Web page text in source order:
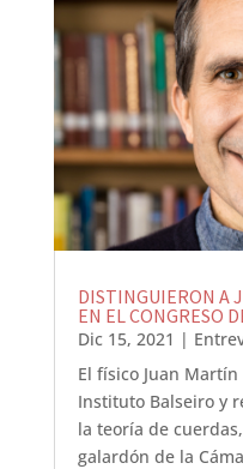
DISTINGUIERON A
EN EL CONGRESO
Dic 15, 2021 |
El físico Juan
Instituto Balseiro y
la teoría de
galardón de la